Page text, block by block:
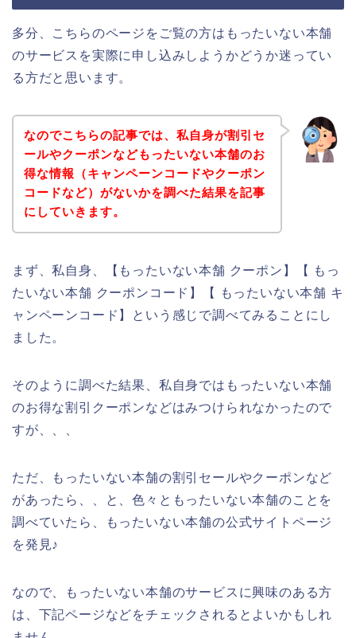
多分、こちらのページをご覧の方はもったいない本舗
のサービスを実際に申し込みしようかどうか迷ってい
る方だと思います。
なのでこちらの記事では、私自身が割引セ
ールやクーポンなどもったいない本舗のお
得な情報（キャンペーンコードやクーポン
コードなど）がないかを調べた結果を記事
にしていきます。
まず、私自身、【もったいない本舗 クーポン】【 もっ
たいない本舗 クーポンコード】【 もったいない本舗 キ
ャンペーンコード】という感じで調べてみることにし
ました。
そのように調べた結果、私自身ではもったいない本舗
のお得な割引クーポンなどはみつけられなかったので
すが、、、
ただ、もったいない本舗の割引セールやクーポンなど
があったら、、と、色々ともったいない本舗のことを
調べていたら、もったいない本舗の公式サイトページ
を発見♪
なので、もったいない本舗のサービスに興味のある方
は、下記ページなどをチェックされるとよいかもしれ